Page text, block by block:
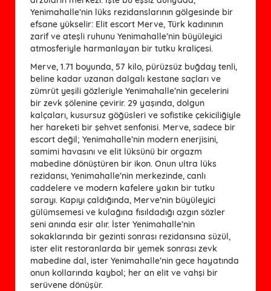
Yenimahalle’nin lüks rezidanslarının gölgesinde bir
efsane yükselir: Elit escort Merve, Türk kadınının
zarif ve ateşli ruhunu Yenimahalle’nin büyüleyici
atmosferiyle harmanlayan bir tutku kraliçesi.
Merve, 1.71 boyunda, 57 kilo, pürüzsüz buğday tenli,
beline kadar uzanan dalgalı kestane saçları ve
zümrüt yeşili gözleriyle Yenimahalle’nin gecelerini
bir zevk şölenine çevirir. 29 yaşında, dolgun
kalçaları, kusursuz göğüsleri ve sofistike çekiciliğiyle
her hareketi bir şehvet senfonisi. Merve, sadece bir
escort değil; Yenimahalle’nin modern enerjisini,
samimi havasını ve elit lüksünü bir orgazm
mabedine dönüştüren bir ikon. Onun ultra lüks
rezidansı, Yenimahalle’nin merkezinde, canlı
caddelere ve modern kafelere yakın bir tutku
sarayı. Kapıyı çaldığında, Merve’nin büyüleyici
gülümsemesi ve kulağına fısıldadığı azgın sözler
seni anında esir alır. İster Yenimahalle’nin
sokaklarında bir gezinti sonrası rezidansına süzül,
ister elit restoranlarda bir yemek sonrası zevk
mabedine dal, ister Yenimahalle’nin gece hayatında
onun kollarında kaybol; her an elit ve vahşi bir
serüvene dönüşür.